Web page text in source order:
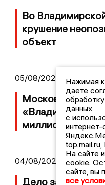
Во
крушение
объект
05/08/2026 08:30
Московский ЧОП
миллионов
04/08/2026 15:40
Дело
Нажимая
даете
данных
с
интернет-
На сайте
cookie.
сайте, вы
все